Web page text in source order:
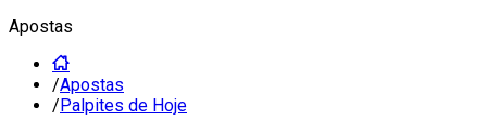
Apostas
/Apostas
/Palpites de Hoje